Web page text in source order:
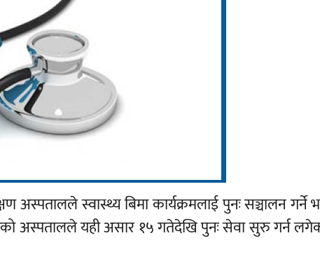
अस्पतालले स्वास्थ्य बिमा कार्यक्रमलाई पुनः सञ्चालन गर्ने
अस्पतालले यही असार १५ गतेदेखि पुनः सेवा सुरु गर्न